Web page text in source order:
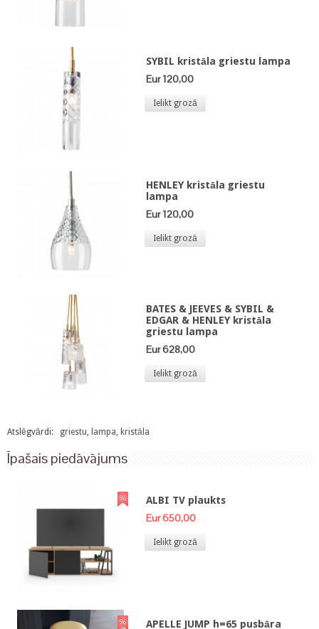
SYBIL kristāla griestu lampa
Eur 120,00
Ielikt grozā
HENLEY kristāla griestu
lampa
Eur 120,00
Ielikt grozā
BATES & JEEVES & SYBIL &
EDGAR & HENLEY kristāla
griestu lampa
Eur 628,00
Ielikt grozā
Atslēgvārdi: griestu lampa kristāla
Īpašais piedāvājums
ALBI TV plaukts
Eur 650,00
Ielikt grozā
APELLE JUMP h=65 pusbāra